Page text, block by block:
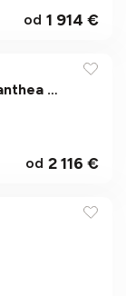
1 914 €
od
Atlantica Panthea (ex. Panthea Holiday Village & Waterpark)
2 116 €
od